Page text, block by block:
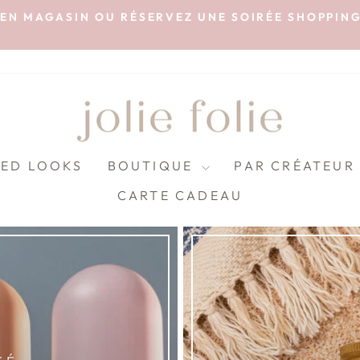
MAGASIN OU RÉSERVEZ UNE SOIRÉE SHOPPING
JOLIE
FOLIE
BOUTIQUE
LOOKS BOUTIQUE PAR CRÉATEUR
CARTE CADEAU